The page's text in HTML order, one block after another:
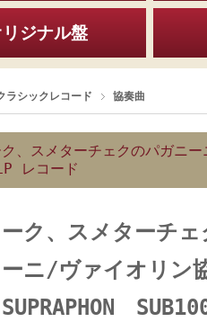
ジナル盤
ラシックレコード 協奏曲
ク、スメターチェクのパガニ
レコード
ク、スメターチェ
ニ/ヴァイオリン